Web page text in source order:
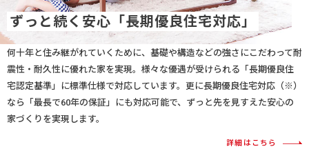
ずっと続く安心「長期優良住宅対応」
何十年と住み継がれていくために、基礎や構造などの強さにこだわって耐
震性・耐久性に優れた家を実現。様々な優遇が受けられる「長期優良住
宅認定基準」に標準仕様で対応しています。更に長期優良住宅対応（※）
なら「最長で60年の保証」にも対応可能で、ずっと先を見すえた安心の
家づくりを実現します。
詳細はこちら